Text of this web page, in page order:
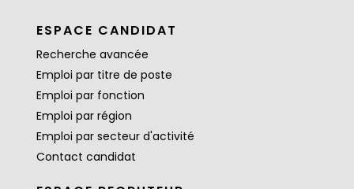
ESPACE CANDIDAT
Recherche avancée
Emploi par titre de poste
Emploi par fonction
Emploi par région
Emploi par secteur d'activité
Contact candidat